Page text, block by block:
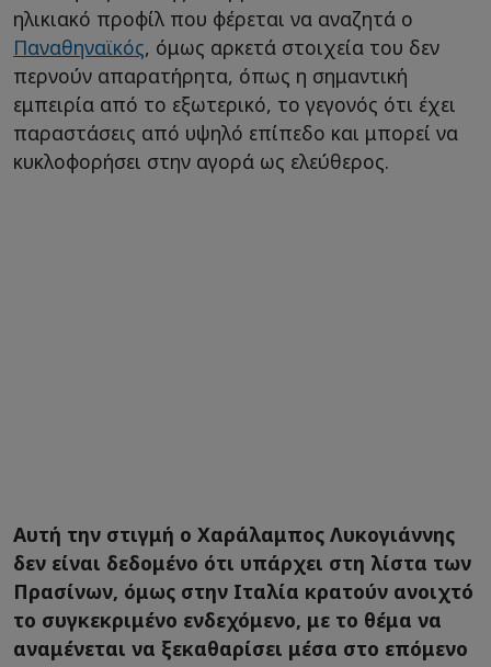
ηλικιακό προφίλ που φέρεται να αναζητά ο
Παναθηναϊκός, όμως αρκετά στοιχεία του δεν
περνούν απαρατήρητα, όπως η σημαντική
εμπειρία από το εξωτερικό, το γεγονός ότι έχει
παραστάσεις από υψηλό επίπεδο και μπορεί να
κυκλοφορήσει στην αγορά ως ελεύθερος.
Αυτή την στιγμή ο Χαράλαμπος Λυκογιάννης
δεν είναι δεδομένο ότι υπάρχει στη λίστα των
Πρασίνων, όμως στην Ιταλία κρατούν ανοιχτό
το συγκεκριμένο ενδεχόμενο, με το θέμα να
αναμένεται να ξεκαθαρίσει μέσα στο επόμενο